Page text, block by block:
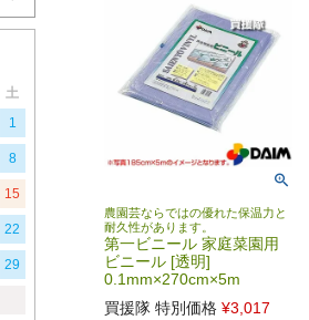
土
1
8
15
22
29
農園芸ならではの優れた保温力と
耐久性があります。
第一ビニール 家庭菜園用
ビニール [透明]
0.1mm×270cm×5m
買援隊 特別価格 ¥3,017